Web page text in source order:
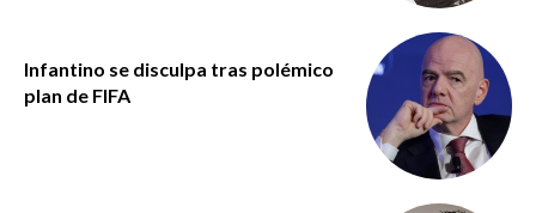
Infantino se disculpa tras polémico
plan de FIFA